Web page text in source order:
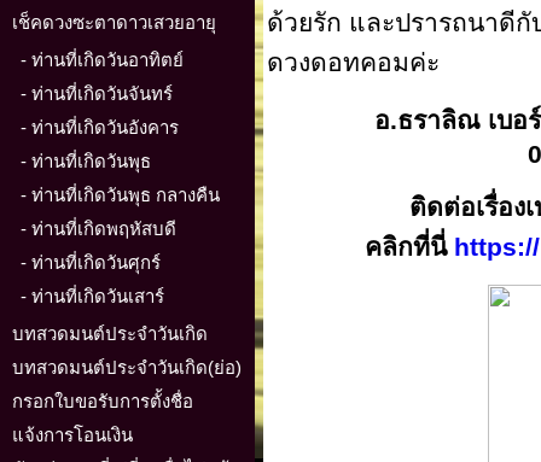
เช็คดวงซะตาดาวเสวยอายุ
- ท่านที่เกิดวันอาทิตย์
- ท่านที่เกิดวันจันทร์
- ท่านที่เกิดวันอังคาร
- ท่านที่เกิดวันพุธ
- ท่านที่เกิดวันพุธ กลางคืน
- ท่านที่เกิดพฤหัสบดี
- ท่านที่เกิดวันศุกร์
- ท่านที่เกิดวันเสาร์
บทสวดมนต์ประจำวันเกิด
บทสวดมนต์ประจำวันเกิด(ย่อ)
กรอกใบขอรับการตั้งชื่อ
แจ้งการโอนเงิน
ด้วยรัก และปรารถนาดี
ดวงดอทคอมค่ะ
อ.ธราลิณ เบอ
ติดต่อเรื่อง
คลิกที่นี่